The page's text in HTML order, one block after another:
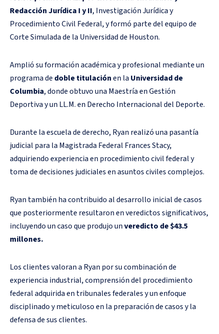
Redacción Jurídica I y II, Investigación Jurídica y
Procedimiento Civil Federal, y formó parte del equipo de
Corte Simulada de la Universidad de Houston.
Amplió su formación académica y profesional mediante un
programa de doble titulaciónen la Universidad de
Columbia, donde obtuvo una Maestría en Gestión
Deportiva y un LL.M. en Derecho Internacional del Deporte.
Durante la escuela de derecho, Ryan realizó una pasantía
judicial para la Magistrada Federal Frances Stacy,
adquiriendo experiencia en procedimiento civil federal y
toma de decisiones judiciales en asuntos civiles complejos.
Ryan también ha contribuido al desarrollo inicial de casos
que posteriormente resultaron en veredictos significativos,
incluyendo un caso que produjo unveredicto de $43.5
millones.
Los clientes valoran a Ryan por su combinación de
experiencia industrial, comprensión del procedimiento
federal adquirida en tribunales federales y un enfoque
disciplinado y meticuloso en la preparación de casos y la
defensa de sus clientes.